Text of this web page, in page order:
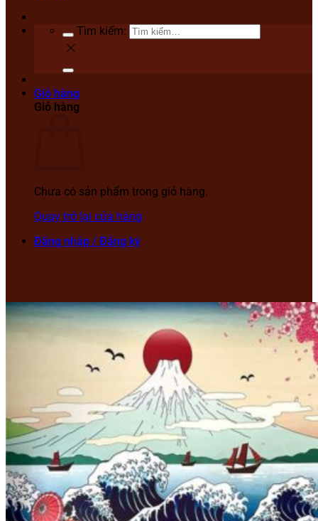
Tìm kiếm:
Giỏ hàng
Giỏ hàng
Chưa có sản phẩm trong giỏ hàng.
Quay trở lại cửa hàng
Đăng nhập / Đăng ký